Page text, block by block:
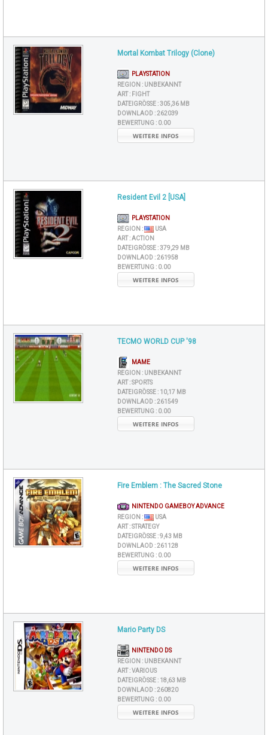
Mortal Kombat Trilogy (Clone)
PLAYSTATION
REGION : UNBEKANNT
ART : FIGHT
DATEIGRÖSSE : 305,36 MB
DOWNLAOD :262039
BEWERTUNG : 0.00
WEITERE INFOS
Resident Evil 2 [USA]
PLAYSTATION
REGION :
USA
ART :ACTION
DATEIGRÖSSE : 379,29 MB
DOWNLAOD :261958
BEWERTUNG : 0.00
WEITERE INFOS
TECMO WORLD CUP '98
MAME
REGION : UNBEKANNT
ART :SPORTS
DATEIGRÖSSE : 10,17 MB
DOWNLAOD :261549
BEWERTUNG : 0.00
WEITERE INFOS
Fire Emblem : The Sacred Stone
NINTENDO GAMEBOY ADVANCE
REGION :
USA
ART :STRATEGY
DATEIGRÖSSE : 9,43 MB
DOWNLAOD :261128
BEWERTUNG : 0.00
WEITERE INFOS
Mario Party DS
NINTENDO DS
REGION : UNBEKANNT
ART :VARIOUS
DATEIGRÖSSE : 18,63 MB
DOWNLAOD :260820
BEWERTUNG : 0.00
WEITERE INFOS